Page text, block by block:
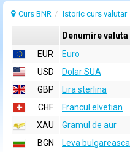
Curs BNR Istoric curs valutar
Denumire valuta
EUR
Euro
USD
Dolar SUA
GBP
Lira sterlina
CHF
Francul elvetian
XAU
Gramul de aur
BGN
Leva bulgareasca